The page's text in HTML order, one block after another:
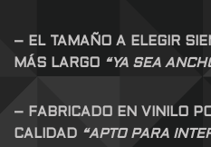
– EL TAMAÑO A ELEGIR
MÁS LARGO “YA SEA
– FABRICADO EN VINILO
CALIDAD “APTO PARA